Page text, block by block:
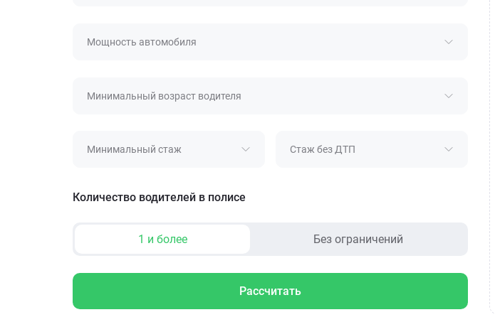
Мощность автомобиля
Минимальный возраст водителя
Минимальный стаж Стаж без ДТП
Количество водителей в полисе
1 и более Без ограничений
Рассчитать